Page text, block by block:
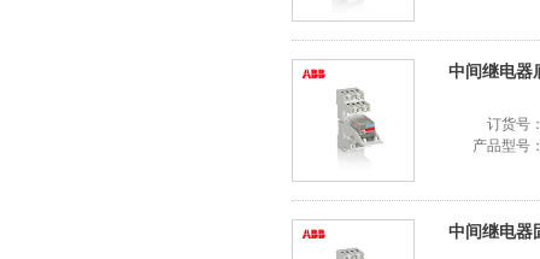
中间继电器
订货号
产品型号
中间继电器